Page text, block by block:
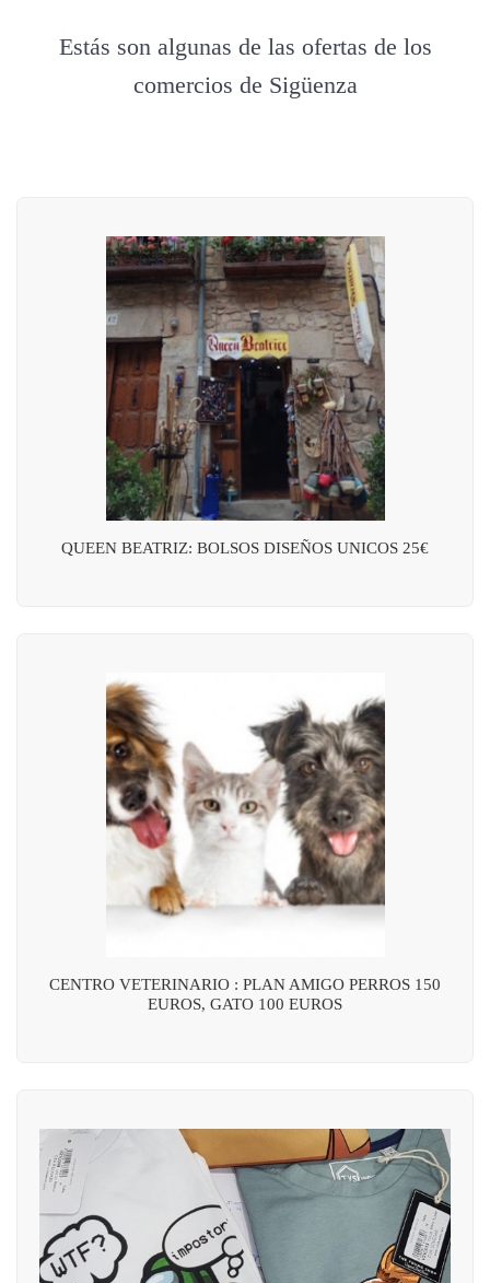
Estás son algunas de las ofertas de los
comercios de Sigüenza
QUEEN BEATRIZ: BOLSOS DISEÑOS UNICOS 25€
CENTRO VETERINARIO : PLAN AMIGO PERROS 150
EUROS, GATO 100 EUROS